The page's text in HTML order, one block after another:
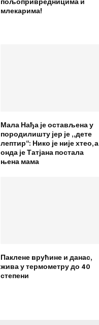
млекарима!
Мала Нађа је остављена у
породилишту јер је „дете
лептир“: Нико је није хтео, а
онда је Татјана постала
њена мама
Паклене врућине и данас,
жива у термометру до 40
степени